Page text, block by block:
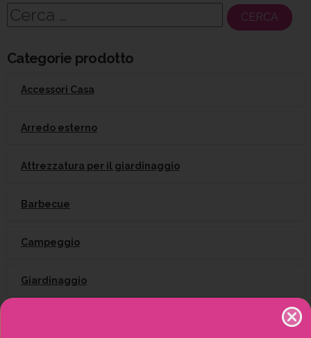
Ricerca
Categorie prodotto
Accessori Casa
Arredo esterno
Attrezzatura per il giardinaggio
Barbecue
Campeggio
Giardinaggio